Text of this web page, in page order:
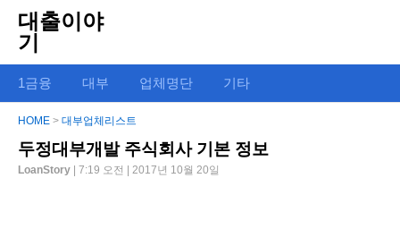
대출이야
기
1금융 대부 업체명단 기타
HOME > 대부업체리스트
두정대부개발 주식회사 기본 정보
LoanStory | 7:19 오전 | 2017년 10월 20일